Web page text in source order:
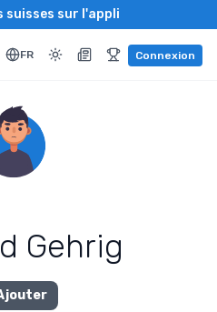
suisses sur l'appli
FR Connexion
Gehrig